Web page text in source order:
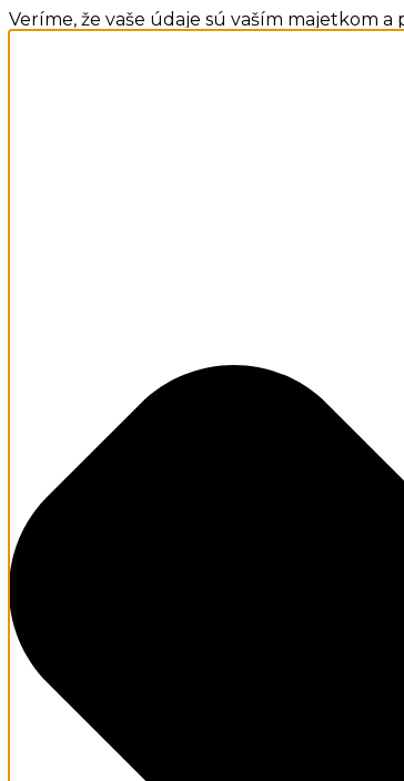
Veríme, že vaše údaje sú vaším majetkom